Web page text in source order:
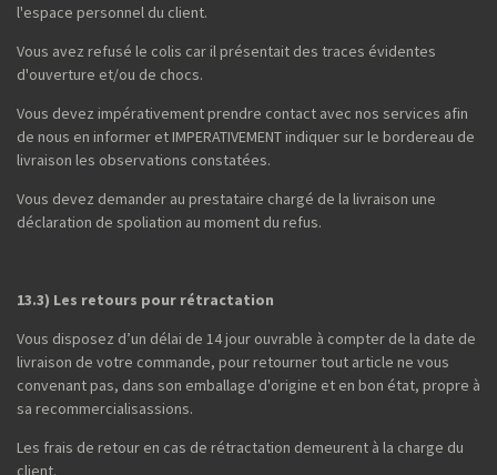
l'espace personnel du client.
Vous avez refusé le colis car il présentait des traces évidentes
d'ouverture et/ou de chocs.
Vous devez impérativement prendre contact avec nos services afin
de nous en informer et IMPERATIVEMENT indiquer sur le bordereau de
livraison les observations constatées.
Vous devez demander au prestataire chargé de la livraison une
déclaration de spoliation au moment du refus.
13.3) Les retours pour rétractation
Vous disposez d’un délai de 14 jour ouvrable à compter de la date de
livraison de votre commande, pour retourner tout article ne vous
convenant pas, dans son emballage d'origine et en bon état, propre à
sa recommercialisassions.
Les frais de retour en cas de rétractation demeurent à la charge du
client.